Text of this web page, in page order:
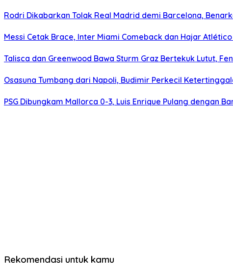
Rodri Dikabarkan Tolak Real Madrid demi Barcelona,
Messi Cetak Brace, Inter Miami Comeback dan Hajar Atlético
Talisca dan Greenwood Bawa Sturm Graz Bertekuk Lutut,
Osasuna Tumbang dari Napoli, Budimir Perkecil
PSG Dibungkam Mallorca 0-3, Luis Enrique Pulang dengan
Rekomendasi untuk kamu